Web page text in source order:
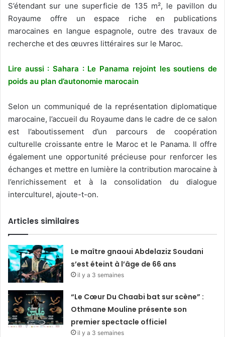
S’étendant sur une superficie de 135 m², le pavillon du
Royaume offre un espace riche en publications
marocaines en langue espagnole, outre des travaux de
recherche et des œuvres littéraires sur le Maroc.
Lire aussi : Sahara : Le Panama rejoint les soutiens de
poids au plan d’autonomie marocain
Selon un communiqué de la représentation diplomatique
marocaine, l’accueil du Royaume dans le cadre de ce salon
est l’aboutissement d’un parcours de coopération
culturelle croissante entre le Maroc et le Panama. Il offre
également une opportunité précieuse pour renforcer les
échanges et mettre en lumière la contribution marocaine à
l’enrichissement et à la consolidation du dialogue
interculturel, ajoute-t-on.
Articles similaires
Le maître gnaoui Abdelaziz Soudani
s’est éteint à l’âge de 66 ans
il y a 3 semaines
“Le Cœur Du Chaabi bat sur scène” :
Othmane Mouline présente son
premier spectacle officiel
il y a 3 semaines